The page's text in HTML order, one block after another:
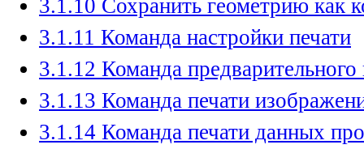
3.1.10 Сохранить геометрию как
3.1.11 Команда настройки печати
3.1.12 Команда
3.1.13 Команда печати
3.1.14 Команда печати данных